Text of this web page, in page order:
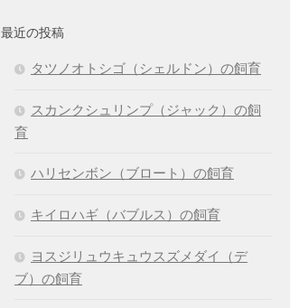
最近の投稿
タツノオトシゴ（シェルドン）の飼育
スカンクシュリンプ（ジャック）の飼
育
ハリセンボン（ブロート）の飼育
キイロハギ（バブルス）の飼育
ヨスジリュウキュウスズメダイ（デ
ブ）の飼育